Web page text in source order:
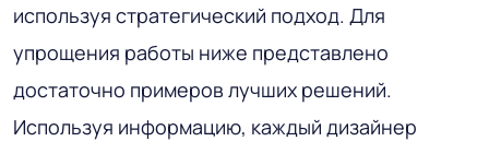
используя стратегический подход. Для
упрощения работы ниже представлено
достаточно примеров лучших решений.
Используя информацию, каждый дизайнер